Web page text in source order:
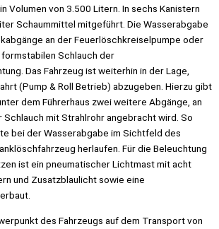
Volumen von 3.500 Litern. In sechs Kanistern
Schaummittel mitgeführt. Die Wasserabgabe
an der Feuerlöschkreiselpumpe oder
Schlauch der
Das Fahrzeug ist weiterhin in der Lage,
(Pump & Roll Betrieb) abzugeben. Hierzu gibt
dem Führerhaus zwei weitere Abgänge, an
Schlauch mit Strahlrohr angebracht wird. So
bei der Wasserabgabe im Sichtfeld des
herlaufen. Für die Beleuchtung
ist ein pneumatischer Lichtmast mit acht
und Zusatzblaulicht sowie eine
des Fahrzeugs auf dem Transport von